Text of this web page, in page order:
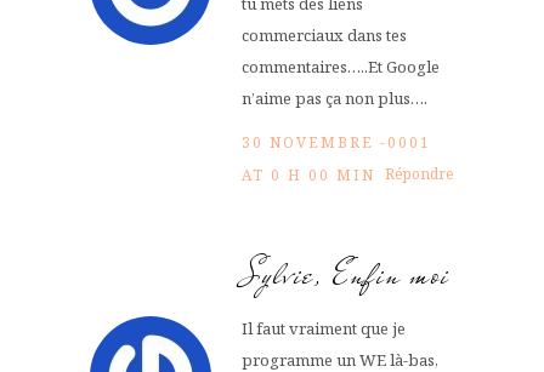
commerciaux dans tes
commentaires…..Et Google
n’aime pas ça non plus….
30 NOVEMBRE -0001
AT 0 H 00 MIN Répondre
Sylvie, Enfin moi
Il faut vraiment que je
programme un WE là-bas,